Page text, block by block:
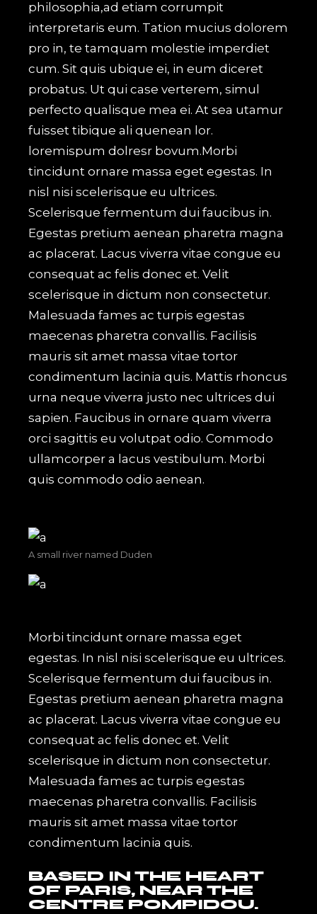
philosophia,ad etiam corrumpit
interpretaris eum. Tation mucius dolorem
pro in, te tamquam molestie imperdiet
cum. Sit quis ubique ei, in eum diceret
probatus. Ut qui case verterem, simul
perfecto qualisque mea ei. At sea utamur
fuisset tibique ali quenean lor.
loremispum dolresr bovum.Morbi
tincidunt ornare massa eget egestas. In
nisl nisi scelerisque eu ultrices.
Scelerisque fermentum dui faucibus in.
Egestas pretium aenean pharetra magna
ac placerat. Lacus viverra vitae congue eu
consequat ac felis donec et. Velit
scelerisque in dictum non consectetur.
Malesuada fames ac turpis egestas
maecenas pharetra convallis. Facilisis
mauris sit amet massa vitae tortor
condimentum lacinia quis. Mattis rhoncus
urna neque viverra justo nec ultrices dui
sapien. Faucibus in ornare quam viverra
orci sagittis eu volutpat odio. Commodo
ullamcorper a lacus vestibulum. Morbi
quis commodo odio aenean.
A small river named Duden
Morbi tincidunt ornare massa eget
egestas. In nisl nisi scelerisque eu ultrices.
Scelerisque fermentum dui faucibus in.
Egestas pretium aenean pharetra magna
ac placerat. Lacus viverra vitae congue eu
consequat ac felis donec et. Velit
scelerisque in dictum non consectetur.
Malesuada fames ac turpis egestas
maecenas pharetra convallis. Facilisis
mauris sit amet massa vitae tortor
condimentum lacinia quis.
BASED IN THE HEART
OF PARIS, NEAR THE
CENTRE POMPIDOU.